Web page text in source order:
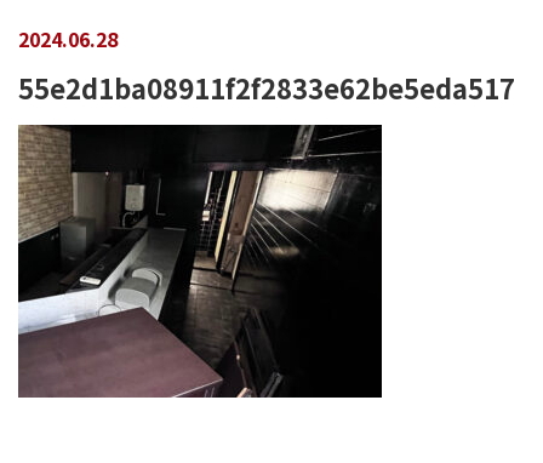
2024.06.28
55e2d1ba08911f2f2833e62be5eda517